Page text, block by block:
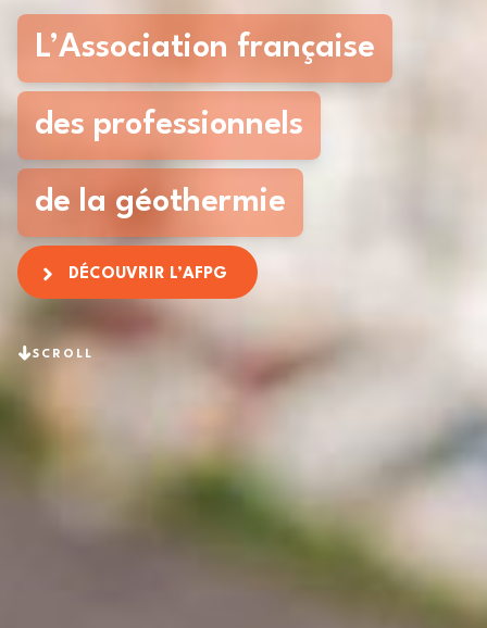
L’Association française
des professionnels
de la géothermie
DÉCOUVRIR L’AFPG
SCROLL